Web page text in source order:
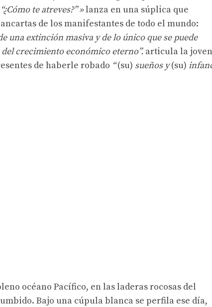
“¿Cómo te atreves?” »lanza en una súplica que
de los manifestantes de todo el mundo:
una extinción masiva y de lo único que se puede
crecimiento económico eterno”. articula la joven
de haberle robado “(su) sueños y(su)
océano Pacífico, en las laderas rocosas del
Bajo una cúpula blanca se perfila ese día,